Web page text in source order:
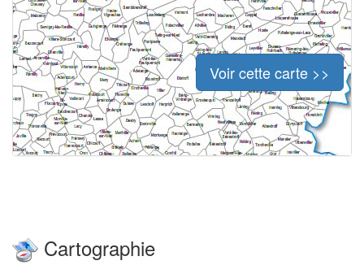
Voir cette carte >>
Cartographie